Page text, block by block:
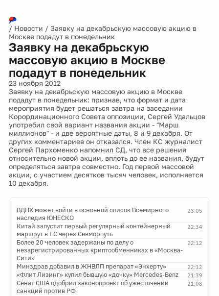
/ Новости / Заявку на декабрьскую массовую акцию в
Москве подадут в понедельник
Заявку на декабрьскую
массовую акцию в Москве
подадут в понедельник
23 ноября 2012
Заявку на декабрьскую массовую акцию в Москве
подадут в понедельник: признав, что формат и дата
мероприятия будет решаться завтра на заседании
Корординационного Совета оппозиции, Сергей Удальцов
употребил свой вариант названия акции - "Марш
миллионов" - и две вероятные даты, 8 и 9 декабря. От
других комментариев он отказался. Член КС журналист
Сергей Пархоменко напомнил СД, что все решения
относительно новой акции, вплоть до ее названия, будут
определяться завтра совместно. Год первой массовой
акции, с участием десятков тысяч человек, исполняется
10 декабря.
23:05
ВДНХ может войти в основной список Всемирного
наследия ЮНЕСКО
22:34
Китай запустит первый регулярный контейнерный
маршрут в ЕС через Севморпуть
22:12
Более 20 человек задержаны по делу о
незарегистрированных криптообменниках в «Москва-
Сити»
22:12
Минздрав добавил в ЖНВЛП препарат «Энхерту»
21:39
«Флит Лизинг» купил бывшую «дочку» Mercedes-Benz
21:08
Сенат США одобрил законопроект об ужесточении
санкций против РФ